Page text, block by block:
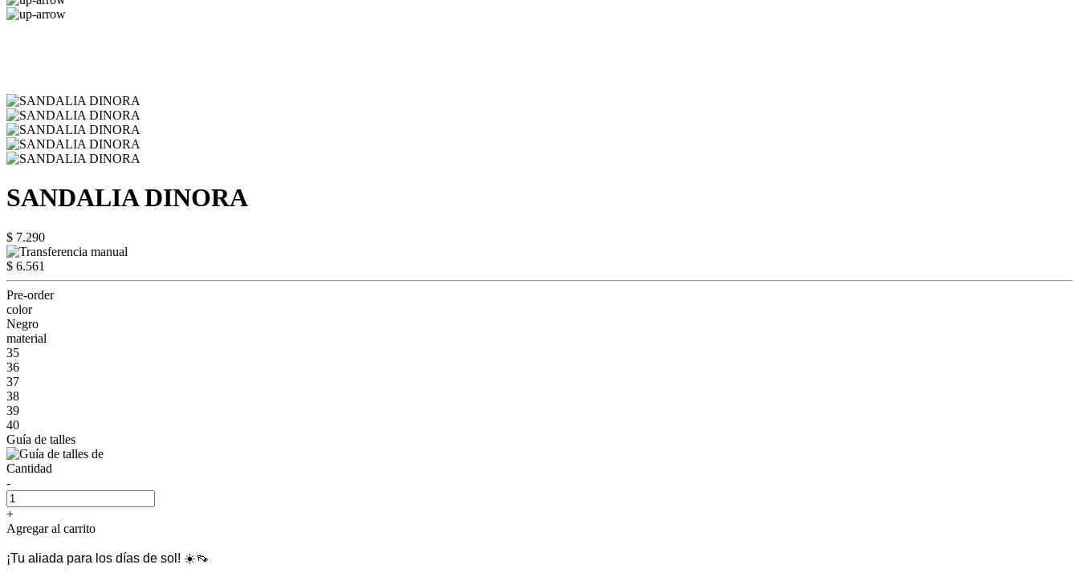
SANDALIA DINORA
$ 7.290
$ 6.561
Pre-order
color
Negro
material
35
36
37
38
39
40
Guía de talles
Cantidad
-
+
Agregar al carrito
¡Tu aliada para los días de sol! ☀️👡